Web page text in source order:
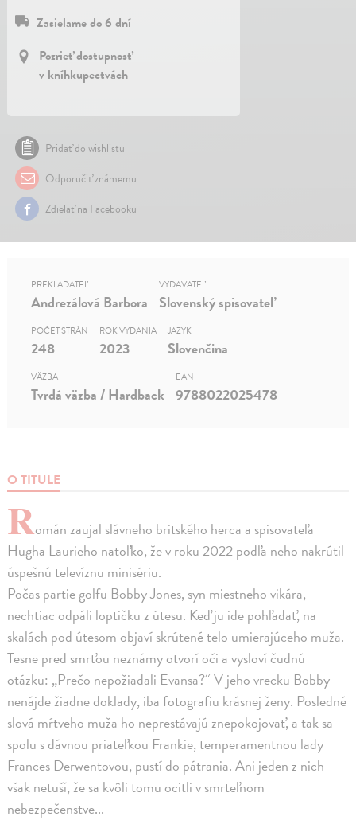
Zasielame do 6 dní
Pozrieť dostupnosť
v kníhkupectvách
Pridať do wishlistu
Odporučiť známemu
Zdielať na Facebooku
O TITULE
Román zaujal slávneho britského herca a spisovateľa
Hugha Laurieho natoľko, že v roku 2022 podľa neho nakrútil
úspešnú televíznu minisériu.
Počas partie golfu Bobby Jones, syn miestneho vikára,
nechtiac odpáli loptičku z útesu. Keď ju ide pohľadať, na
skalách pod útesom objaví skrútené telo umierajúceho muža.
Tesne pred smrťou neznámy otvorí oči a vysloví čudnú
otázku: „Prečo nepožiadali Evansa?“ V jeho vrecku Bobby
nenájde žiadne doklady, iba fotografiu krásnej ženy. Posledné
slová mŕtveho muža ho neprestávajú znepokojovať, a tak sa
spolu s dávnou priateľkou Frankie, temperamentnou lady
Frances Derwentovou, pustí do pátrania. Ani jeden z nich
však netuší, že sa kvôli tomu ocitli v smrteľnom
nebezpečenstve...
PREKLADATEĽ
Andrezálová Barbora
VYDAVATEĽ
Slovenský spisovateľ
POČET STRÁN
248
ROK VYDANIA
2023
JAZYK
Slovenčina
VÄZBA
Tvrdá väzba / Hardback
EAN
9788022025478